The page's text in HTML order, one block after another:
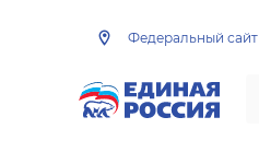
Федеральный сайт